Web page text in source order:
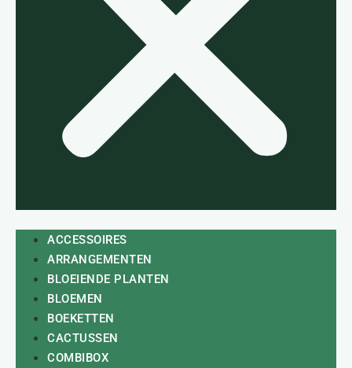
ACCESSOIRES
ARRANGEMENTEN
BLOEIENDE PLANTEN
BLOEMEN
BOEKETTEN
CACTUSSEN
COMBIBOX